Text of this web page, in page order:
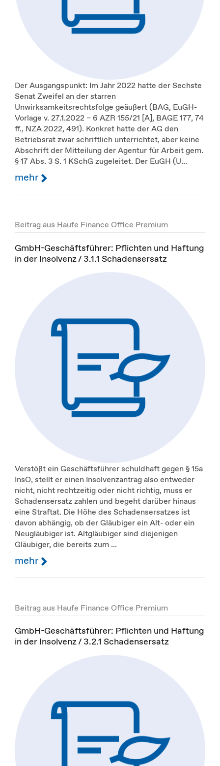
Der Ausgangspunkt: Im Jahr 2022 hatte der Sechste
Senat Zweifel an der starren
Unwirksamkeitsrechtsfolge geäußert (BAG, EuGH-
Vorlage v. 27.1.2022 – 6 AZR 155/21 [A], BAGE 177, 74
ff., NZA 2022, 491). Konkret hatte der AG den
Betriebsrat zwar schriftlich unterrichtet, aber keine
Abschrift der Mitteilung der Agentur für Arbeit gem.
§ 17 Abs. 3 S. 1 KSchG zugeleitet. Der EuGH (U...
mehr
Beitrag aus Haufe Finance Office Premium
GmbH-Geschäftsführer: Pflichten und Haftung
in der Insolvenz / 3.1.1 Schadensersatz
Verstößt ein Geschäftsführer schuldhaft gegen § 15a
InsO, stellt er einen Insolvenzantrag also entweder
nicht, nicht rechtzeitig oder nicht richtig, muss er
Schadensersatz zahlen und begeht darüber hinaus
eine Straftat. Die Höhe des Schadensersatzes ist
davon abhängig, ob der Gläubiger ein Alt- oder ein
Neugläubiger ist. Altgläubiger sind diejenigen
Gläubiger, die bereits zum ...
mehr
Beitrag aus Haufe Finance Office Premium
GmbH-Geschäftsführer: Pflichten und Haftung
in der Insolvenz / 3.2.1 Schadensersatz